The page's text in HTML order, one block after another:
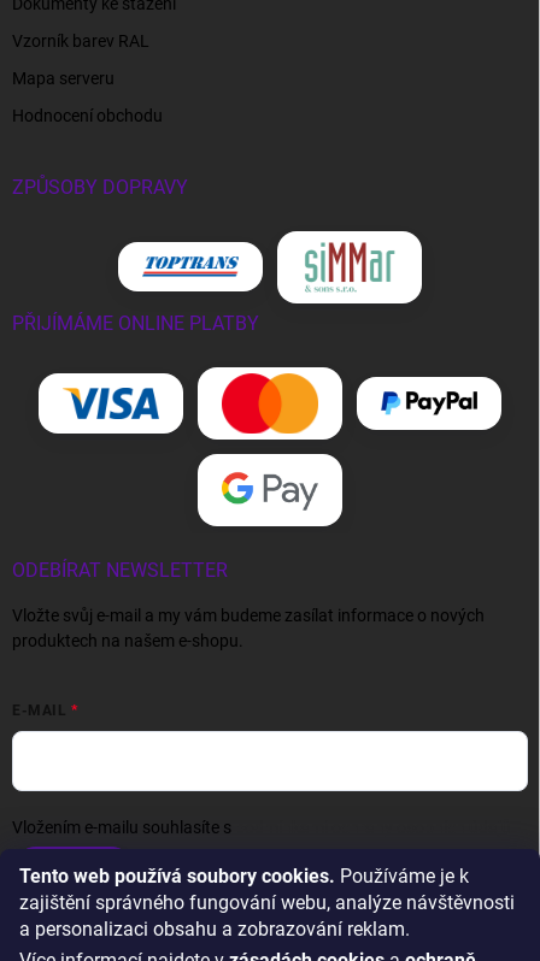
Tento web používá soubory cookies. Používáme je k
zajištění správného fungování webu, analýze návštěvnosti
a personalizaci obsahu a zobrazování reklam.
Vzorník barev RAL
Mapa serveru
Hodnocení obchodu
ZPŮSOBY DOPRAVY
PŘIJÍMÁME ONLINE PLATBY
ODEBÍRAT NEWSLETTER
Vložte svůj e-mail a my vám budeme zasílat informace o nových
produktech na našem e-shopu.
E-MAIL
Vložením e-mailu souhlasíte s
Přihlásit se